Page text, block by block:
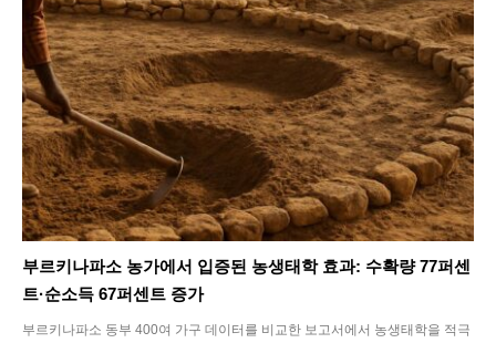
부르키나파소 농가에서 입증된 농생태학 효과: 수확량 77퍼센
트·순소득 67퍼센트 증가
부르키나파소 동부 400여 가구 데이터를 비교한 보고서에서 농생태학을 적극